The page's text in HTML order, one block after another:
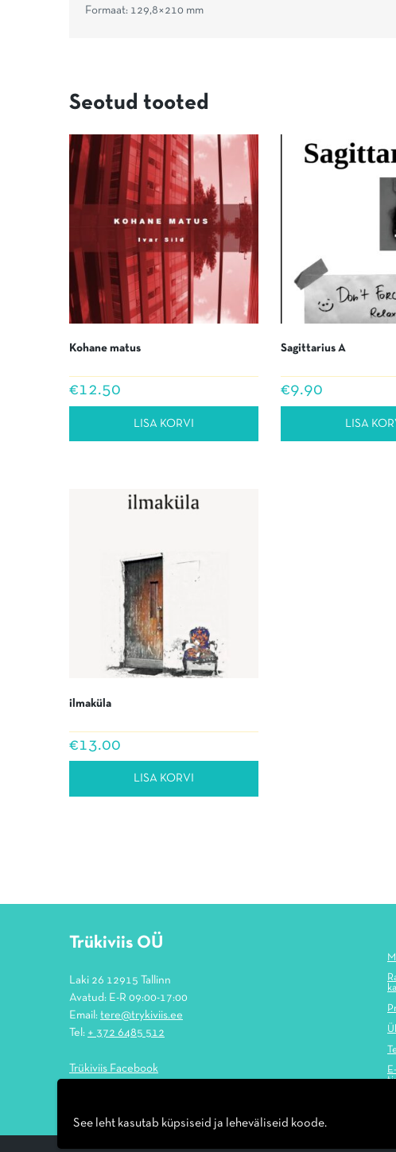
See leht kasutab küpsiseid ja leheväliseid koode.
Formaat: 129,8×210 mm
Seotud tooted
Kohane matus
€12.50
LISA KORVI
Sagittarius A
€9.90
LISA
ilmaküla
€13.00
LISA KORVI
Trükiviis OÜ
Laki 26 12915 Tallinn
Avatud: E-R 09:00-17:00
Email: tere@trykiviis.ee
Tel: + 372 6485 512
Trükiviis Facebook